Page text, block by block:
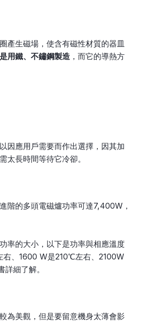
產生磁場，使含有磁性材質的器皿
用鐵、不鏽鋼製造，而它的導熱方
因應用戶需要而作出選擇，因其加
太長時間等待它冷卻。
階的多頭電磁爐功率可達7,400W，
率的大小，以下是功率與相應溫度
、1600 W是210℃左右、2100W
細了解。
為美觀，但是要留意機身太薄會影